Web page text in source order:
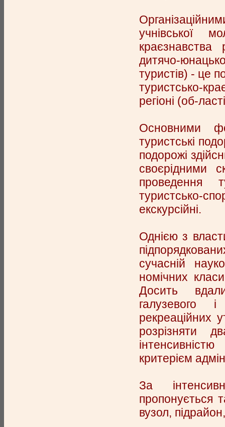
учнівської
краєзнавства
дитячо-
туристів) - це
туристсько-
регіоні (об-
Основними
туристські
подорожі
проведення
туристсько-
екскурсійні.
Однією з
сучасній
номічних
Досить
галузевого
рекреаційних
розрізняти
критерієм
За
пропонується
вузол,